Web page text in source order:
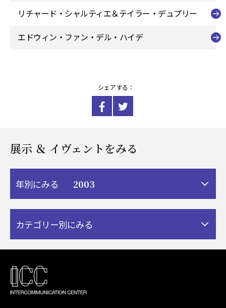
リチャード・シャルティエ＆テイラー・デュプリー
エドウィン・ファン・デル・ハイデ
シェアする：
展示 ＆ イヴェントをみる
年別にみる 2003
カテゴリー別にみる